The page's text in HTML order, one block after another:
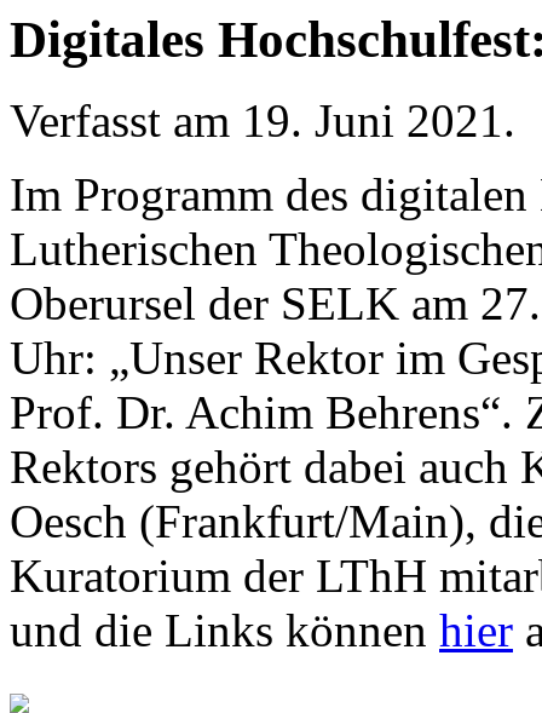
Digitales
Verfasst am 19. Juni 2021.
Im Programm des digitalen
Lutherischen
Oberursel der SELK am
Uhr: „Unser Rektor im
Prof. Dr. Achim Behrens“.
Rektors gehört dabei
Oesch (Frankfurt/Main),
Kuratorium der LThH
und die Links können hier